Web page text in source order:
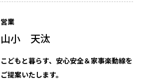
営業
山小 天汰
こどもと暮らす、安心安全＆家事楽動線を
ご提案いたします。